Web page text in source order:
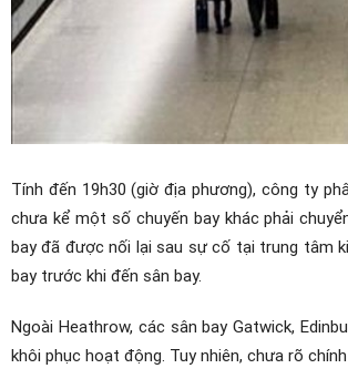
Tính đến 19h30 (giờ địa phương), công ty
chưa kể một số chuyến bay khác phải
bay đã được nối lại sau sự cố tại trung tâm
bay trước khi đến sân bay.
Ngoài Heathrow, các sân bay Gatwick,
khôi phục hoạt động. Tuy nhiên, chưa rõ